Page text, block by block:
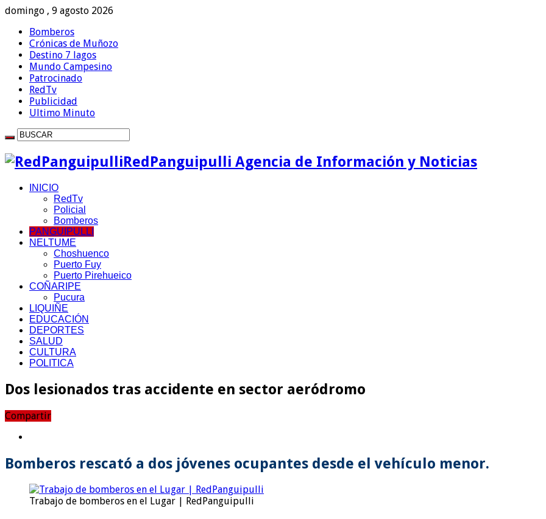
domingo , 9 agosto 2026
Bomberos
Crónicas de Muñozo
Destino 7 lagos
Mundo Campesino
Patrocinado
RedTv
Publicidad
Ultimo Minuto
RedPanguipulli Agencia de Información y Noticias
INICIO
RedTv
Policial
Bomberos
PANGUIPULLI
NELTUME
Choshuenco
Puerto Fuy
Puerto Pirehueico
COÑARIPE
Pucura
LIQUIÑE
EDUCACIÓN
DEPORTES
SALUD
CULTURA
POLITICA
Dos lesionados tras accidente en sector aeródromo
Compartir
Bomberos rescató a dos jóvenes ocupantes desde el vehículo menor.
Trabajo de bomberos en el Lugar | RedPanguipulli